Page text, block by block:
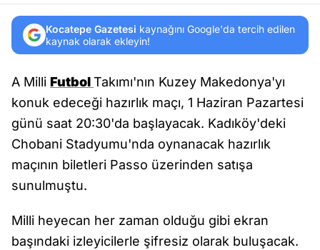
Kocatepe Gazetesi kaynağını Google'da tercih edilen
kaynak olarak ekleyin!
A Milli FutbolTakımı'nın Kuzey Makedonya'yı
konuk edeceği hazırlık maçı, 1 Haziran Pazartesi
günü saat 20:30'da başlayacak. Kadıköy'deki
Chobani Stadyumu'nda oynanacak hazırlık
maçının biletleri Passo üzerinden satışa
sunulmuştu.
Milli heyecan her zaman olduğu gibi ekran
başındaki izleyicilerle şifresiz olarak buluşacak.